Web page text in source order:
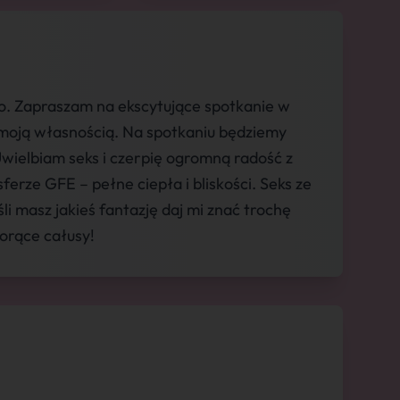
Zapraszam na ekscytujące spotkanie w
własnością. Na spotkaniu będziemy
seks i czerpię ogromną radość z
GFE – pełne ciepła i bliskości. Seks ze
masz jakieś fantazję daj mi znać trochę
całusy!